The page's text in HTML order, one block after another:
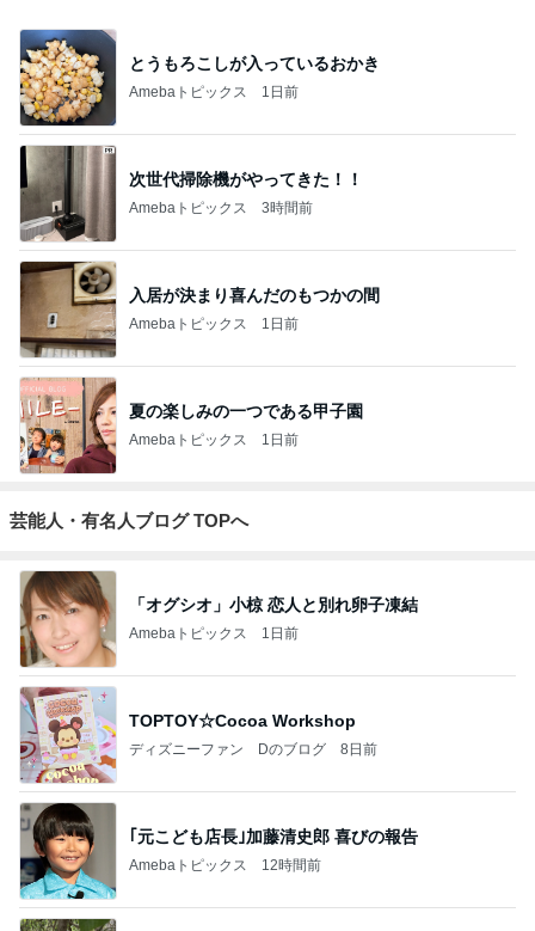
とうもろこしが入っているおかき
Amebaトピックス 1日前
次世代掃除機がやってきた！！
Amebaトピックス 3時間前
入居が決まり喜んだのもつかの間
Amebaトピックス 1日前
夏の楽しみの一つである甲子園
Amebaトピックス 1日前
芸能人・有名人ブログ TOPへ
「オグシオ」小椋 恋人と別れ卵子凍結
Amebaトピックス 1日前
TOPTOY☆Cocoa Workshop
ディズニーファン Dのブログ 8日前
｢元こども店長｣加藤清史郎 喜びの報告
Amebaトピックス 12時間前